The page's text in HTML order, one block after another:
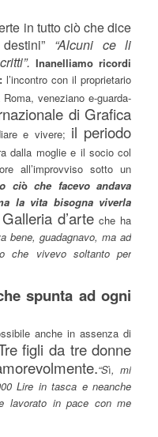
in tutto ciò che dice
“Alcuni ce li
Inanelliamo ricordi
l’incontro con il proprietario
veneziano e-guarda-
di Grafica
e vivere; il periodo
dalla moglie e il socio col
all’improvviso sotto un
ciòche facevo andava
la vita bisogna viverla
Galleria d’arteche ha
bene, guadagnavo, ma ad
che vivevo soltanto per
spunta ad ogni
anche in assenza di
figli da tre donne
“Sì, mi
Lire in tasca e neanche
lavorato in pace con me